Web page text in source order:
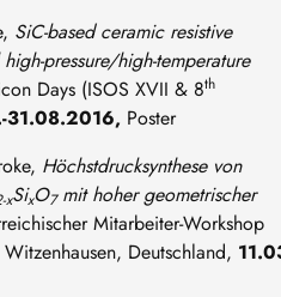
SiC-based ceramic resistive
pressure/high-temperature
Days (ISOS XVII & 8th
31.08.2016, Poster
Höchstdrucksynthese von
xSixO7mit hoher geometrischer
Mitarbeiter-Workshop
Deutschland,